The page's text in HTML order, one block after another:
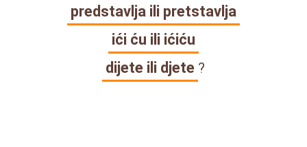
predstavlja ili pretstavlja
ići ću ili ićiću
dijete ili djete ?